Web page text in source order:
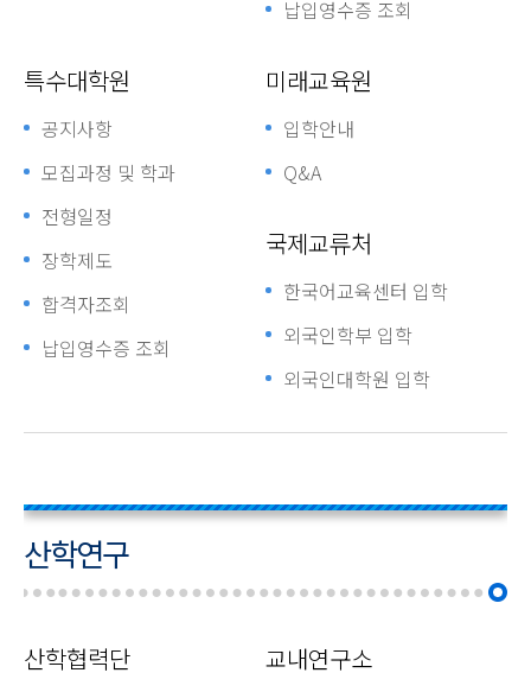
납입영수증 조회
특수대학원
공지사항
모집과정 및 학과
전형일정
장학제도
합격자조회
납입영수증 조회
미래교육원
입학안내
Q&A
국제교류처
한국어교육센터 입학
외국인학부 입학
외국인대학원 입학
산학연구
산학협력단 교내연구소